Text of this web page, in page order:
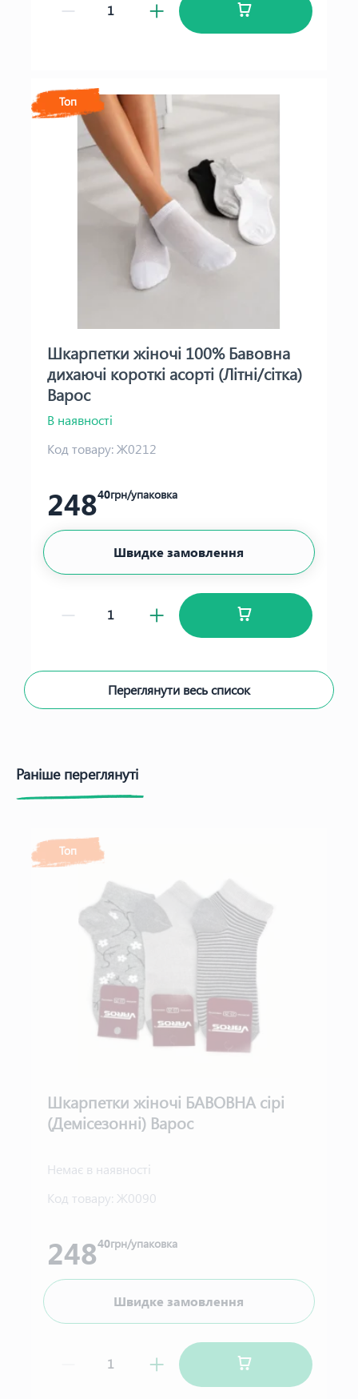
Топ
Шкарпетки жіночі 100% Бавовна
дихаючі короткі асорті (Літні/сітка)
Варос
В наявності
Код товару:Ж0212
24840грн/упаковка
Швидке замовлення
Переглянути весь список
Раніше переглянуті
Топ
Шкарпетки жіночі БАВОВНА сірі
(Демісезонні) Варос
Немає в наявності
Код товару: Ж0090
24840грн/упаковка
Швидке замовлення